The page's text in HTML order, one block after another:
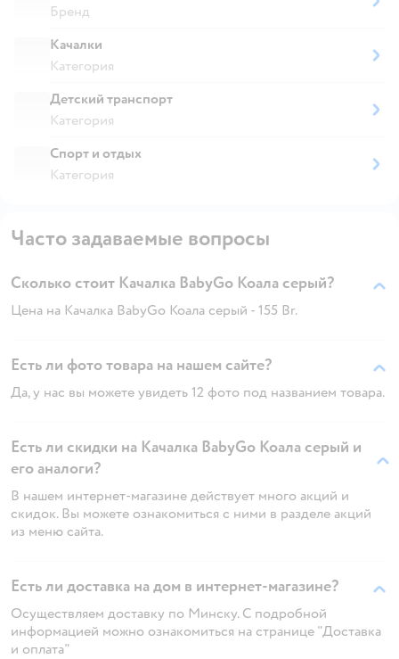
Бренд
Качалки
Категория
Детский транспорт
Категория
Спорт и отдых
Категория
Часто задаваемые вопросы
Сколько стоит Качалка BabyGo Коала серый?
Цена на Качалка BabyGo Коала серый - 155 Br.
Есть ли фото товара на нашем сайте?
Да, у нас вы можете увидеть 12 фото под названием товара.
Есть ли скидки на Качалка BabyGo Коала серый и
его аналоги?
В нашем интернет-магазине действует много акций и
скидок. Вы можете ознакомиться с ними в разделе акций
из меню сайта.
Есть ли доставка на дом в интернет-магазине?
Осуществляем доставку по Минску. С подробной
информацией можно ознакомиться на странице "Доставка
и оплата"